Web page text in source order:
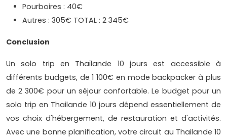
Pourboires : 40€
Autres : 305€ TOTAL : 2 345€
Conclusion
Un solo trip en Thaïlande 10 jours est accessible à
différents budgets, de 1 100€ en mode backpacker à plus
de 2 300€ pour un séjour confortable. Le budget pour un
solo trip en Thailande 10 jours dépend essentiellement de
vos choix d'hébergement, de restauration et d'activités.
Avec une bonne planification, votre circuit au Thailande 10